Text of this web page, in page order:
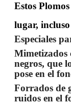
Estos
lugar,
Especiales
Mimetizados
negros, que
pose en el
Forrados de
ruidos en el